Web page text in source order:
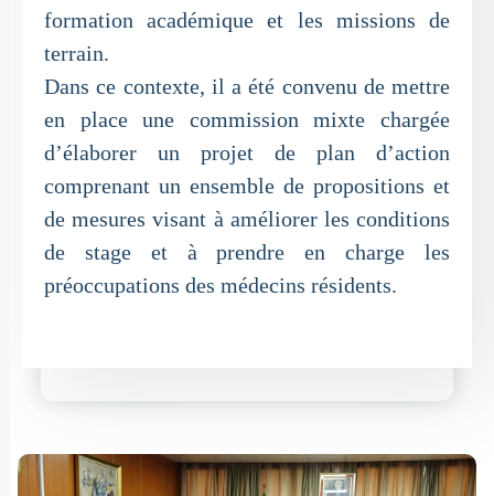
formation académique et les missions de
terrain.
Dans ce contexte, il a été convenu de mettre
en place une commission mixte chargée
d’élaborer un projet de plan d’action
comprenant un ensemble de propositions et
de mesures visant à améliorer les conditions
de stage et à prendre en charge les
préoccupations des médecins résidents.